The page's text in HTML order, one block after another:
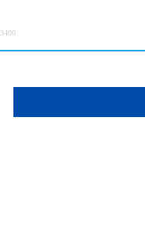
3400